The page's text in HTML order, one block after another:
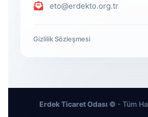
eto@erdekto.org.tr
Gizlilik Sözleşmesi
Erdek Ticaret Odası © - Tüm